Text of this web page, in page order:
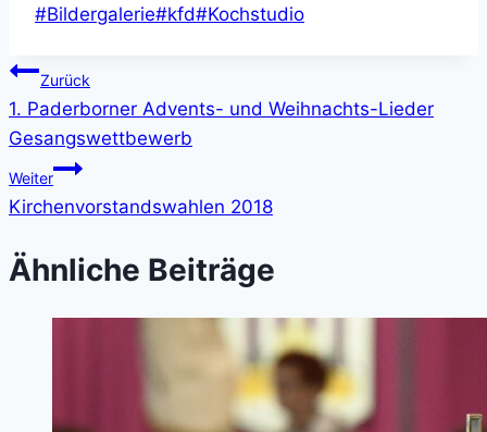
Schlagworte:
#Bildergalerie#kfd#Kochstudio
Beitragsnavigation
Zurück
1. Paderborner Advents- und Weihnachts-Lieder
Gesangswettbewerb
Weiter
Kirchenvorstandswahlen 2018
Ähnliche Beiträge